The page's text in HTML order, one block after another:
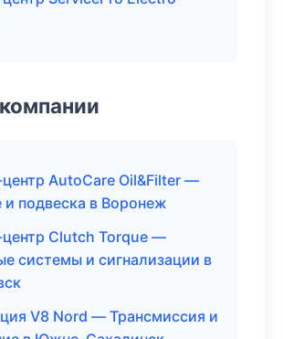
AutoCare Oil&Filter —
и подвеска в Воронеж
Clutch Torque —
системы и сигнализации в
V8 Nord — Трансмиссия и